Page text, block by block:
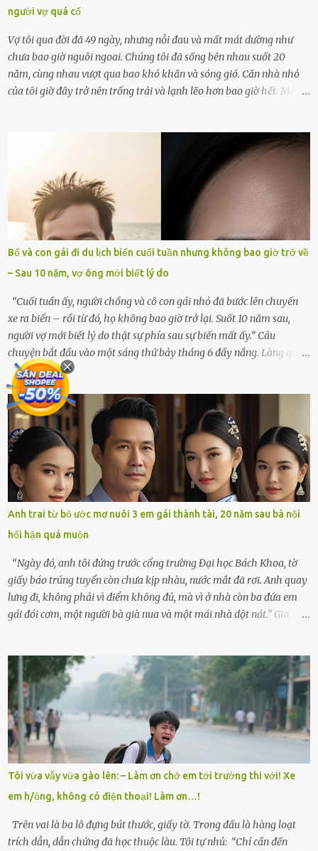
người vợ quá cố
Vợ tôi qua đời đã 49 ngày, nhưng nỗi đau và mất mát dường như
chưa bao giờ nguôi ngoai. Chúng tôi đã sống bên nhau suốt 20
năm, cùng nhau vượt qua bao khó khăn và sóng gió. Căn nhà nhỏ
của tôi giờ đây trở nên trống trải và lạnh lẽo hơn bao giờ hết. Mỗi
rơi vào khoảng trống vô tận, chẳng còn muốn làm gì ngoài việc
ngồi lặng lẽ nhớ về cô ấy. Nhưng cuộc sống không cho phép tôi mãi
chìm đắm trong đau khổ. Họ hàng, bạn bè và những người thân
thiết đã đến bên, giúp tôi tổ chức tang lễ chu toàn. Và hôm nay là
ngày giỗ đầu tiên của vợ, 49 ngày sau khi cô ấy rời xa tôi mãi
mãi.Buổi sáng hôm đó, sau khi cúng cơm xong, tôi quyết định lên
sắp xếp lại bàn thờ vợ. Mọi thứ vẫn như mọi ngày, nhưng có điều gì
đó kỳ lạ mà tôi không thể giải thích được. Trong khoảnh khắc tôi
cúi xuống lau chùi bát hương, một luồng gió lạ thoáng qua, khiến
tôi giật mình. Và rồi, một chuyện kinh...
Bố và con gái đi du lịch biển cuối tuần nhưng không bao giờ trở về
– Sau 10 năm, vợ ông mới biết lý do
“Cuối tuần ấy, người chồng và cô con gái nhỏ đã bước lên chuyến
xe ra biển – rồi từ đó, họ không bao giờ trở lại. Suốt 10 năm sau,
người vợ mới biết lý do thật sự phía sau sự biến mất ấy.” Câu
chuyện bắt đầu vào một sáng thứ bảy tháng 6 đầy nắng. Làng quê
ven sông rộn ràng với tiếng gà gáy, tiếng trẻ con gọi nhau ra đồng
bắt cào cào. Ngôi nhà nhỏ của ông Minh và bà Hạnh cũng rộn ràng
không kém. Ông Minh, vốn là một người đàn ông điềm đạm, ít nói,
hôm ấy lại đặc biệt vui vẻ. Ông chuẩn bị hành lý cho chuyến đi biển
cùng cô con gái 8 tuổi tên Thảo. “Em ở nhà nghỉ ngơi nhé, anh đưa
con đi biển hai ngày, để nó được ngắm sóng, nghịch cát. Về chắc nó
sẽ kể cho em nghe cả tuần không hết chuyện.” – Ông Minh cười
hiền, vuốt tóc vợ. Bà Hạnh nhìn chồng và con gái ríu rít chuẩn bị mà
lòng cũng rộn ràng. Bà vốn ít có dịp đi xa vì còn bận buôn bán ở chợ,
nên lần này cũng đành ở nhà. Thảo ôm chầm lấy mẹ trước khi đi:
“Con sẽ nhặt thật nhiều vỏ sò cho mẹ nhé!” Chiếc xe khách lăn
bánh rời khỏi bến...
Anh trai từ bỏ ước mơ nuôi 3 em gái thành tài, 20 năm sau bà nội
hối hận quá muộn
“Ngày đó, anh tôi đứng trước cổng trường Đại học Bách Khoa, tờ
giấy báo trúng tuyển còn chưa kịp nhàu, nước mắt đã rơi. Anh quay
lưng đi, không phải vì điểm không đủ, mà vì ở nhà còn ba đứa em
gái đói cơm, một người bà già nua và một mái nhà dột nát.” Gia
có tin tức. Mọi gánh nặng đổ dồn lên đôi vai gầy guộc của bà nội –
cụ Nguyễn Thị Đào – và cậu con trai cả là Trí, lúc đó mới chỉ 17 tuổi.
Trí là học sinh giỏi toàn huyện, học lớp 12 nhưng đã biết làm ruộng,
làm thuê, biết đi cày thuê từ 4h sáng rồi lại tất tả về đi học. Người
trong làng thương lắm, bảo: “Thằng Trí học giỏi mà hiền, sau này
nên ông này bà nọ đó!” Trí có ba cô em gái: Mai, Lan và Hương – ba
cái tên mẹ đặt lúc còn sống, mong tụi nhỏ sau này như hoa mai nở
giữa mùa đông. Nhưng hoa có đẹp mấy cũng cần đất màu, mà nhà
thì chỉ toàn đất sỏi đá và khốn khó. Năm đó, Trí đỗ Đại học Bách
Khoa Hà...
Tôi vừa vẫy vừa gào lên: – Làm ơn chở em tới trường thi với! Xe
em h/ỏng, không có điện thoại! Làm ơn…!
Trên vai là ba lô đựng bút thước, giấy tờ. Trong đầu là hàng loạt
trích dẫn, dẫn chứng đã học thuộc làu. Tôi tự nhủ: “Chỉ cần đến